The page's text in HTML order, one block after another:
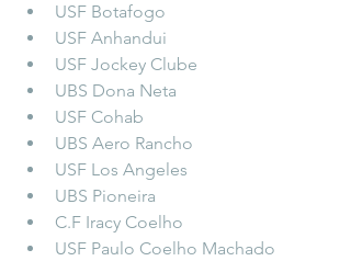
USF Botafogo
USF Anhandui
USF Jockey Clube
UBS Dona Neta
USF Cohab
UBS Aero Rancho
USF Los Angeles
UBS Pioneira
C.F Iracy Coelho
USF Paulo Coelho Machado